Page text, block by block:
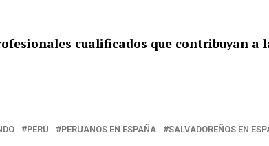
cualificados que contribuyan a
PERÚ PERUANOS EN ESPAÑA SALVADOREÑOS EN